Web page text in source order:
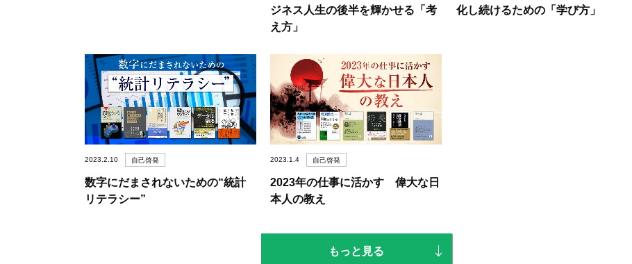
ジネス人生の後半を輝かせる「考
え方」
化し続けるための「学び方」
2023.2.10 自己啓発
数字にだまされないための“統計
リテラシー”
2023.1.4 自己啓発
2023年の仕事に活かす 偉大な日
本人の教え
もっと見る